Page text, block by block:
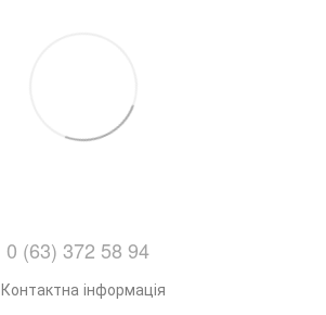
0 (63) 372 58 94
Контактна інформація